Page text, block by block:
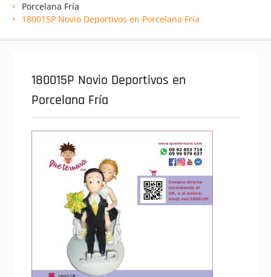
Porcelana Fría
180015P Novio Deportivos en Porcelana Fría
180015P Novio Deportivos en
Porcelana Fría